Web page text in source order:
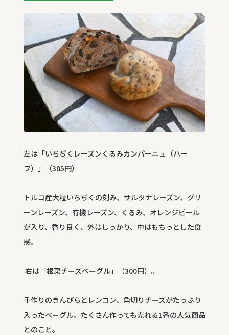
左は「いちぢくレーズンくるみカンパーニュ（ハー
フ）」（305円）
トルコ産大粒いちぢくの刻み、サルタナレーズン、グリ
ーンレーズン、有機レーズン、くるみ、オレンジピール
が入り、香り良く、外はしっかり、中はもちっとした食
感。
右は「根菜チーズベーグル」（300円）。
手作りのきんぴらとレンコン、角切りチーズがたっぷり
入ったベーグル。たくさん作っても売れる1番の人気商品
とのこと。